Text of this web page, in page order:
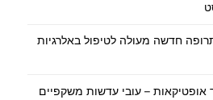
חדשה מעולה לטיפול באלרגיות
אופטיקאות – עובי עדשות משקפיים